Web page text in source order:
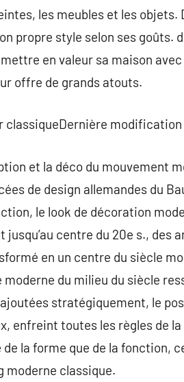
les meubles et les objets.
propre style selon ses goûts.
en valeur sa maison avec
offre de grands atouts.
classiqueDernière
et la déco du mouvement
de design allemandes du
le look de décoration
centre du 20e s., des
en un centre du siècle
moderne du milieu du siècle
stratégiquement, le
enfreint toutes les règles de
de la forme que de la
moderne classique.